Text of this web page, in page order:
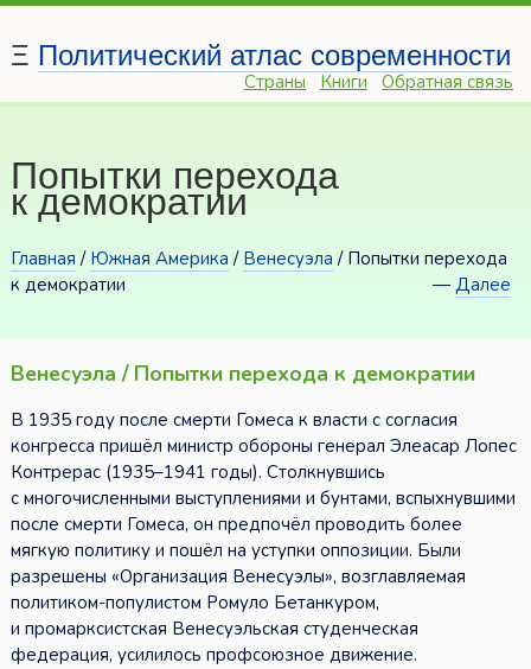
Ξ Политический атлас современности
Страны Книги Обратная связь
Попытки перехода
к демократии
Главная / Южная Америка / Венесуэла / Попытки перехода
к демократии
—Далее
Венесуэла / Попытки перехода к демократии
В 1935 году после смерти Гомеса к власти с согласия
конгресса пришёл министр обороны генерал Элеасар Лопес
Контрерас (1935–1941 годы). Столкнувшись
с многочисленными выступлениями и бунтами, вспыхнувшими
после смерти Гомеса, он предпочёл проводить более
мягкую политику и пошёл на уступки оппозиции. Были
разрешены «Организация Венесуэлы», возглавляемая
политиком-популистом Ромуло Бетанкуром,
и промарксистская Венесуэльская студенческая
федерация, усилилось профсоюзное движение.